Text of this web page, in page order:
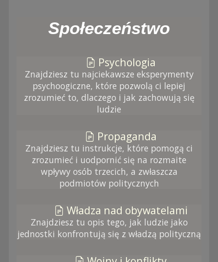
Społeczeństwo
Psychologia
Znajdziesz tu najciekawsze eksperymenty
psychoogiczne, które pozwolą ci lepiej
zrozumieć to, dlaczego i jak zachowują się
ludzie
Propaganda
Znajdziesz tu instrukcje, które pomogą ci
zrozumieć i uodpornić się na rozmaite
wpływy osób trzecich, a zwłaszcza
podmiotów politycznych
Władza nad obywatelami
Znajdziesz tu opis tego, jak ludzie jako
jednostki konfrontują się z władzą polityczną